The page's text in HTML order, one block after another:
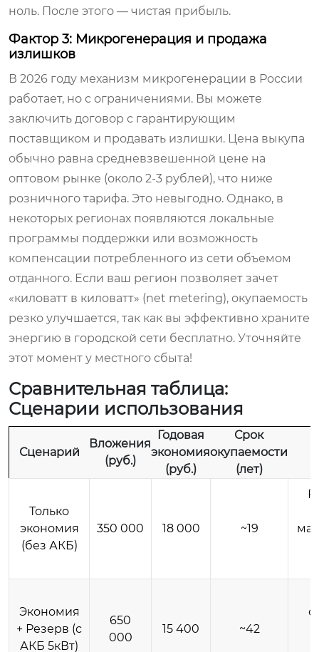
ноль. После этого — чистая прибыль.
Фактор 3: Микрогенерация и продажа
излишков
В 2026 году механизм микрогенерации в России
работает, но с ограничениями. Вы можете
заключить договор с гарантирующим
поставщиком и продавать излишки. Цена выкупа
обычно равна средневзвешенной цене на
оптовом рынке (около 2-3 рублей), что ниже
розничного тарифа. Это невыгодно. Однако, в
некоторых регионах появляются локальные
программы поддержки или возможность
компенсации потребленного из сети объемом
отданного. Если ваш регион позволяет зачет
«киловатт в киловатт» (net metering), окупаемость
резко улучшается, так как вы эффективно храните
энергию в городской сети бесплатно. Уточняйте
этот момент у местного сбыта!
Сравнительная таблица:
Сценарии использования
Сценарий
Вложения
(руб.)
Годовая
экономия
(руб.)
Срок
окупаемости
(лет)
Только
экономия
(без АКБ)
350 000 18 000 ~19
Экономия
+ Резерв (с
АКБ 5кВт)
650
000
15 400 ~42